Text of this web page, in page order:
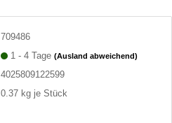
709486
1 - 4 Tage(Ausland abweichend)
4025809122599
0.37 kg je Stück